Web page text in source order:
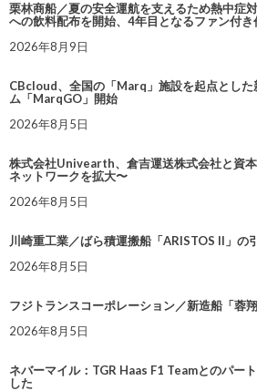
栗林商船／夏の安全運航を支えるため熱中症
への飲料配布を開始、4年目となるファン付
2026年8月9日
CBcloud、全国の「Marq」施設を起点とした
ム「MarqGO」開始
2026年8月5日
株式会社Univearth、倉吉運送株式会社と資
ネットワークを拡大〜
2026年8月5日
川崎重工業／ばら積運搬船「ARISTOS II」の
2026年8月5日
フジトランスコーポレーション／新造船「蓉
2026年8月5日
ネバーマイル：TGR Haas F1 Teamとのパー
した